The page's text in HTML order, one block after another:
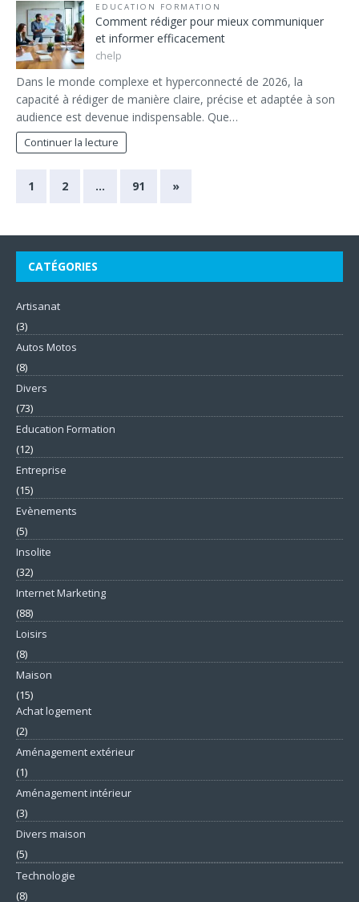
EDUCATION FORMATION
Comment rédiger pour mieux communiquer
et informer efficacement
chelp
Dans le monde complexe et hyperconnecté de 2026, la
capacité à rédiger de manière claire, précise et adaptée à son
audience est devenue indispensable. Que…
Continuer la lecture
1 2 … 91 »
CATÉGORIES
Artisanat
(3)
Autos Motos
(8)
Divers
(73)
Education Formation
(12)
Entreprise
(15)
Evènements
(5)
Insolite
(32)
Internet Marketing
(88)
Loisirs
(8)
Maison
(15)
Achat logement
(2)
Aménagement extérieur
(1)
Aménagement intérieur
(3)
Divers maison
(5)
Technologie
(8)